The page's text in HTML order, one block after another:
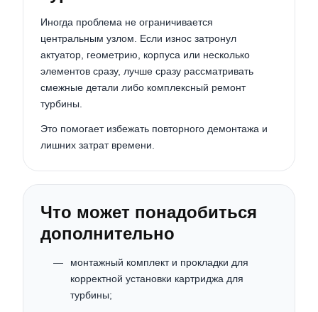
Иногда проблема не ограничивается
центральным узлом. Если износ затронул
актуатор, геометрию, корпуса или несколько
элементов сразу, лучше сразу рассматривать
смежные детали либо комплексный ремонт
турбины.
Это помогает избежать повторного демонтажа и
лишних затрат времени.
Что может понадобиться
дополнительно
монтажный комплект и прокладки для
корректной установки картриджа для
турбины;